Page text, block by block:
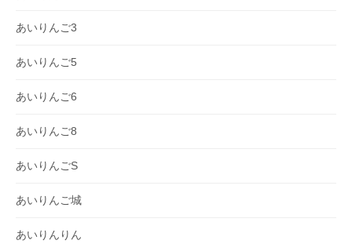
あいりんご3
あいりんご5
あいりんご6
あいりんご8
あいりんごS
あいりんご城
あいりんりん